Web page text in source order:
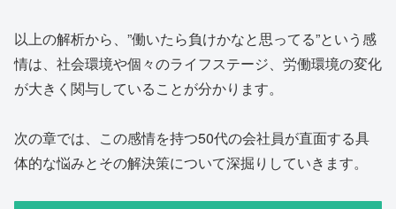
以上の解析から、”働いたら負けかなと思ってる”という感
情は、社会環境や個々のライフステージ、労働環境の変化
が大きく関与していることが分かります。
次の章では、この感情を持つ50代の会社員が直面する具
体的な悩みとその解決策について深掘りしていきます。